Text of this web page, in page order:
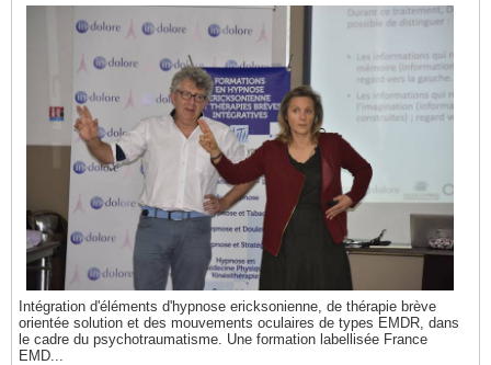
Intégration d'éléments d'hypnose ericksonienne, de thérapie brève
orientée solution et des mouvements oculaires de types EMDR, dans
le cadre du psychotraumatisme. Une formation labellisée France
EMD...